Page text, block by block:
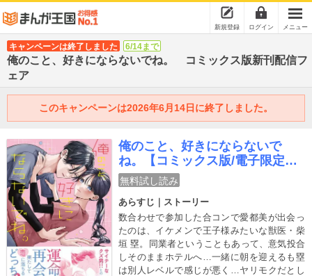
新規登録 ログイン メニュー
キャンペーンは終了しました 6/14まで
俺のこと、好きにならないでね。 コミックス版新刊配信フ
ェア
このキャンペーンは2026年6月14日に終了しました。
俺のこと、好きにならないで
ね。【コミックス版/電子限定お
まけ付き】
無料試し読み
あらすじ｜ストーリー
数合わせで参加した合コンで愛都美が出会っ
たのは、イケメンで王子様みたいな獣医・柴
垣 塁。同業者ということもあって、意気投合
しそのままホテルへ…一緒に朝を迎えるも塁
は別人レベルで感じが悪く…ヤリモクだとし